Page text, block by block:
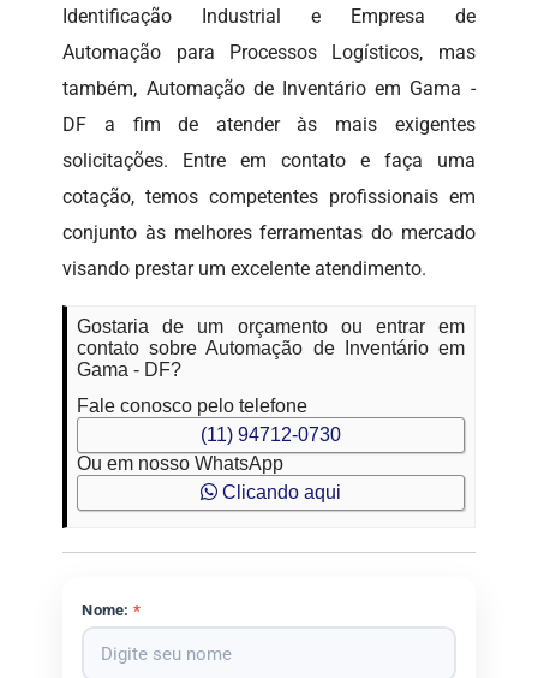
Identificação Industrial e Empresa de
Automação para Processos Logísticos, mas
também, Automação de Inventário em Gama -
DF a fim de atender às mais exigentes
solicitações. Entre em contato e faça uma
cotação, temos competentes profissionais em
conjunto às melhores ferramentas do mercado
visando prestar um excelente atendimento.
Gostaria de um orçamento ou entrar em
contato sobre Automação de Inventário em
Gama - DF?
Fale conosco pelo telefone
(11) 94712-0730
Ou em nosso WhatsApp
Clicando aqui
Nome: *